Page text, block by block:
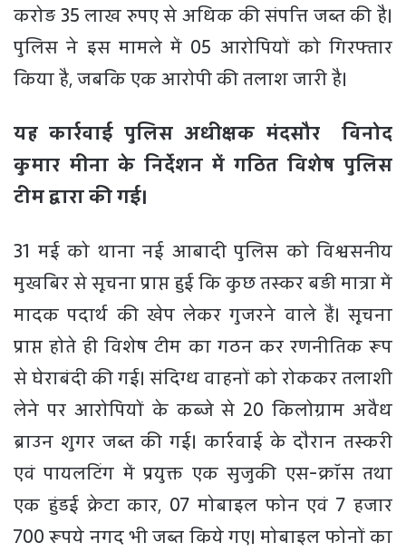
करोड़ 35 लाख रुपए से अधिक की संपत्ति जब्त की है।
पुलिस ने इस मामले में 05 आरोपियों को गिरफ्तार
किया है, जबकि एक आरोपी की तलाश जारी है।
यह कार्रवाई पुलिस अधीक्षक मंदसौर विनोद
कुमार मीना के निर्देशन में गठित विशेष पुलिस
टीम द्वारा की गई।
31 मई को थाना नई आबादी पुलिस को विश्वसनीय
मुखबिर से सूचना प्राप्त हुई कि कुछ तस्कर बड़ी मात्रा में
मादक पदार्थ की खेप लेकर गुजरने वाले हैं। सूचना
प्राप्त होते ही विशेष टीम का गठन कर रणनीतिक रूप
से घेराबंदी की गई। संदिग्ध वाहनों को रोककर तलाशी
लेने पर आरोपियों के कब्जे से 20 किलोग्राम अवैध
ब्राउन शुगर जब्त की गई। कार्रवाई के दौरान तस्करी
एवं पायलटिंग में प्रयुक्त एक सुजुकी एस-क्रॉस तथा
एक हुंडई क्रेटा कार, 07 मोबाइल फोन एवं 7 हजार
700 रूपये नगद भी जब्त किये गए। मोबाइल फोनों का